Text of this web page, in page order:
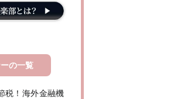
の一覧
税！海外金融機